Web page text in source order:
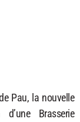
Pau, la nouvelle
d’une Brasserie